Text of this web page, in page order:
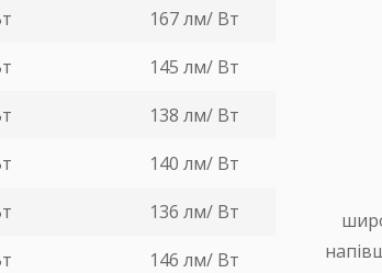
167 лм/ Вт
145 лм/ Вт
138 лм/ Вт
140 лм/ Вт
136 лм/ Вт
146 лм/ Вт